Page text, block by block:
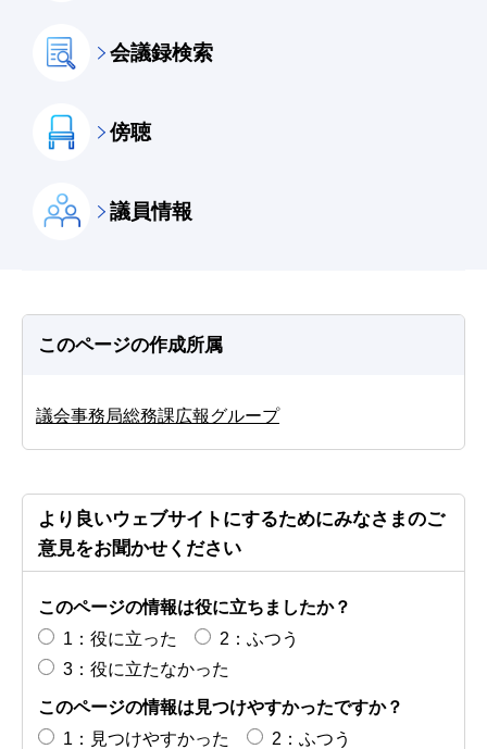
会議録検索
傍聴
議員情報
このページの作成所属
議会事務局総務課広報グループ
より良いウェブサイトにするためにみなさまのご
意見をお聞かせください
このページの情報は役に立ちましたか？
1：役に立った
2：ふつう
3：役に立たなかった
このページの情報は見つけやすかったですか？
1：見つけやすかった
2：ふつう